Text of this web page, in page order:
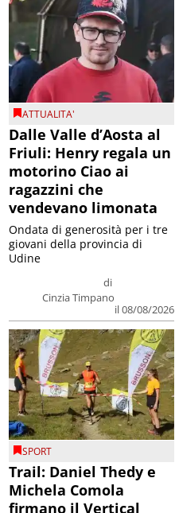
ATTUALITA'
Dalle Valle d’Aosta al
Friuli: Henry regala un
motorino Ciao ai
ragazzini che
vendevano limonata
di
Cinzia Timpano
il 08/08/2026
Ondata di generosità per i tre
giovani della provincia di
Udine
SPORT
Trail: Daniel Thedy e
Michela Comola
firmano il Vertical